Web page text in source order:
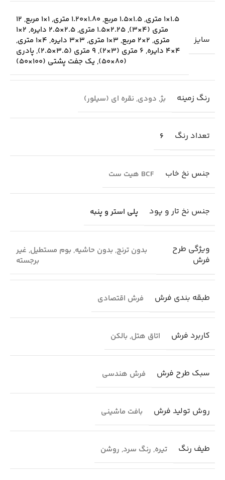
سایز
1.5×1 متری ,1.5×1.5 مربع , 1.80×1.20 متری ,1×1 مربع ,
12
متری (4×3)
,2.25×1.5 متری ,2.5×2.5 دایره ,
2×1
متری, 2×2 مربع , 3×1 متری , 3×3 دایره , 4×1 متری
,
4×4 دایره
, 6 متری (3×2) , 9 متری (3.5×2.5) ,پادری
(80×50)
,یک جفت پشتی (100×50)
رنگ زمینه بژ, دودی, نقره ای (سیلور)
تعداد رنگ 6
جنس نخ خاب BCF هیت ست
جنس نخ تار و پود پلی استر و پنبه
ویژگی طرح
فرش
بدون ترنج, بدون حاشیه, بوم مستطیل, غیر
برجسته
طبقه بندی فرش فرش اقتصادی
کاربرد فرش اتاق هتل, بالکن
سبک طرح فرش فرش هندسی
روش تولید فرش بافت ماشینی
طیف رنگ تیره, رنگ سرد, روشن